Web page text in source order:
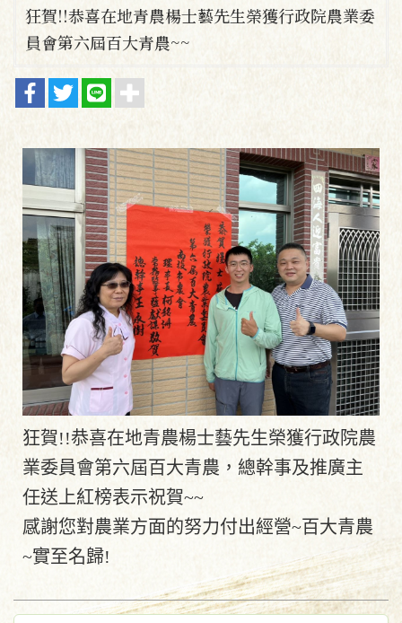
狂賀!!恭喜在地青農楊士藝先生榮獲行政院農業委
員會第六屆百大青農~~
狂賀!!恭喜在地青農楊士藝先生榮獲行政院農
業委員會第六屆百大青農，總幹事及推廣主
任送上紅榜表示祝賀~~
感謝您對農業方面的努力付出經營~百大青農
~實至名歸!